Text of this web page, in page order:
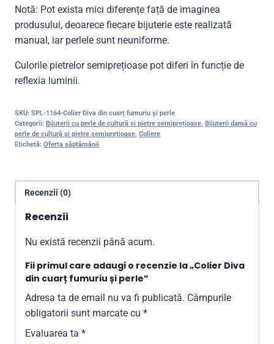
Notă: Pot exista mici diferențe față de imaginea
produsului, deoarece fiecare bijuterie este realizată
manual, iar perlele sunt neuniforme.
Culorile pietrelor semiprețioase pot diferi în funcție de
reflexia luminii.
SKU: SPL-1164-Colier Diva din cuarț fumuriu și perle
Categorii: Bijuterii cu perle de cultură si pietre semiprețioase, Bijuterii damă cu
perle de cultură si pietre semiprețioase, Coliere
Etichetă: Oferta săptămânii
Recenzii (0)
Recenzii
Nu există recenzii până acum.
Fii primul care adaugi o recenzie la „Colier Diva
din cuarț fumuriu și perle”
Adresa ta de email nu va fi publicată. Câmpurile
obligatorii sunt marcate cu *
Evaluarea ta *